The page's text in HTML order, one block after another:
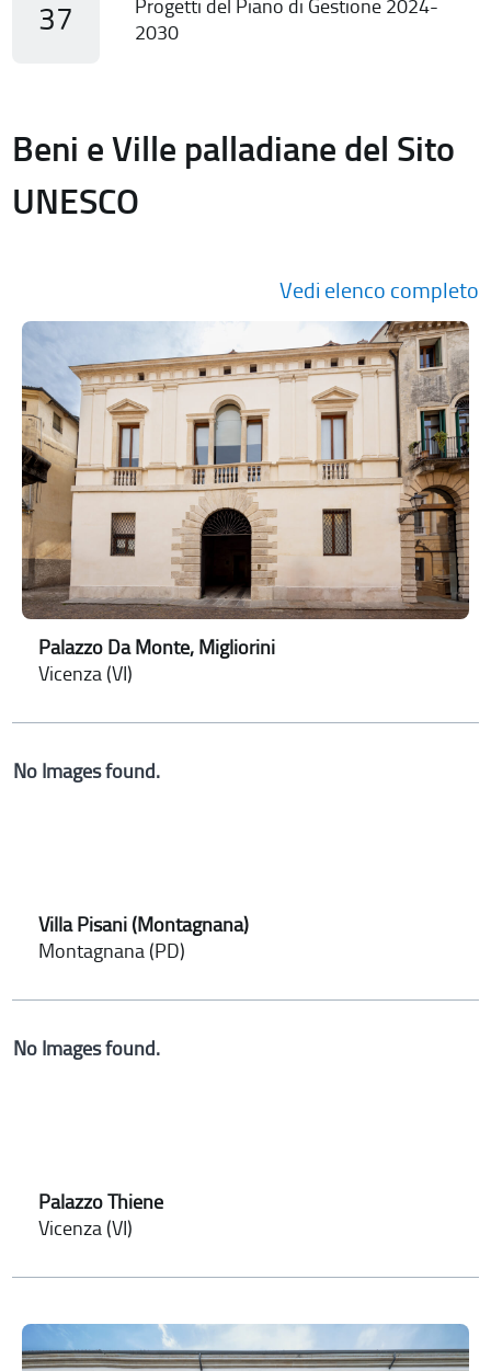
37
Progetti del Piano di Gestione 2024-
2030
Beni e Ville palladiane del Sito
UNESCO
Vedi elenco completo
Palazzo Da Monte, Migliorini
Vicenza (VI)
No Images found.
Villa Pisani (Montagnana)
Montagnana (PD)
No Images found.
Palazzo Thiene
Vicenza (VI)